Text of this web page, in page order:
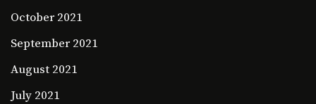
October 2021
September 2021
August 2021
July 2021